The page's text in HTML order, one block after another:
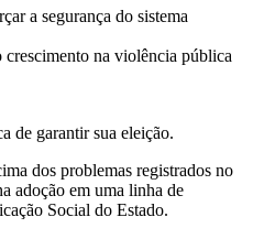
a segurança do sistema
crescimento na violência pública
de garantir sua eleição.
dos problemas registrados no
adoção em uma linha de
Social do Estado.